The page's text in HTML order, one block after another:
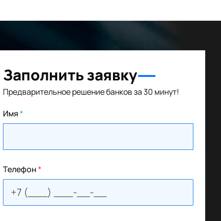
Заполнить заявку
Предварительное решение банков за 30 минут!
Имя*
Телефон*